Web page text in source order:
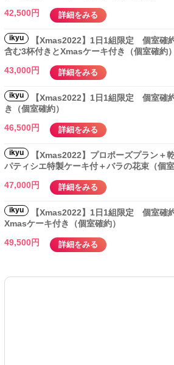
42,500円
詳細をみる
ikyu
【Xmas2022】1日1組限定 個室確
含む3杯付きとXmasケーキ付き（個室確約）
43,000円
詳細をみる
ikyu
【Xmas2022】1日1組限定 個室確
き（個室確約）
46,500円
詳細をみる
ikyu
【Xmas2022】プロポーズプラン＋
パティシエ特製ケーキ付＋バラの花束（個室
47,000円
詳細をみる
ikyu
【Xmas2022】1日1組限定 個室確
Xmasケーキ付き（個室確約）
49,500円
詳細をみる